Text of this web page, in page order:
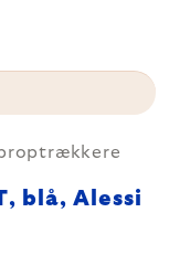
blå, Alessi